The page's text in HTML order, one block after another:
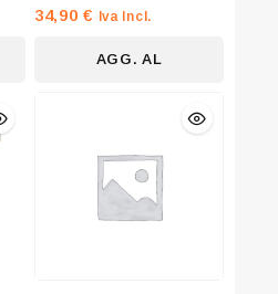
0
su
34,90€ Iva Incl.
AGG. AL
and get 20% off